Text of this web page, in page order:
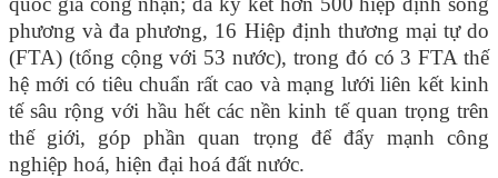
phương và đa phương, 16 Hiệp định thương mại tự do
(FTA) (tổng cộng với 53 nước), trong đó có 3 FTA thế
hệ mới có tiêu chuẩn rất cao và mạng lưới liên kết kinh
tế sâu rộng với hầu hết các nền kinh tế quan trọng trên
thế giới, góp phần quan trọng để đẩy mạnh công
nghiệp hoá, hiện đại hoá đất nước.